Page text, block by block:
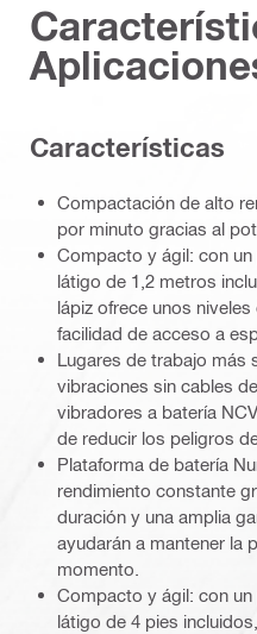
Características
Compactación de alto
por minuto gracias al
Compacto y ágil: con un
látigo de 1,2 metros
lápiz ofrece unos
facilidad de acceso a
Lugares de trabajo más
vibraciones sin cables
vibradores a batería
de reducir los peligros
Plataforma de batería
rendimiento constante
duración y una amplia
ayudarán a mantener la
momento.
Compacto y ágil: con un
látigo de 4 pies